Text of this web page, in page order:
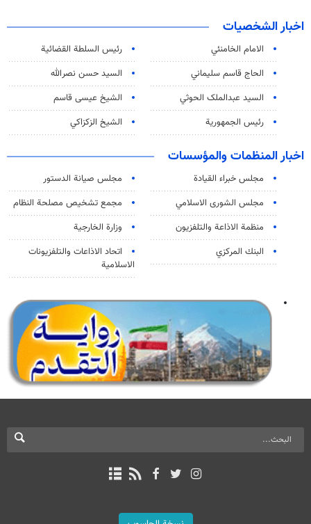
اخبار الشخصيات
الامام الخامنئي
رئیس السلطة القضائیة
الحاج قاسم سليماني
السيد حسن نصرالله
السید عبدالملک الحوثي
الشيخ عيسى قاسم
رئيس الجمهورية
الشيخ الزكزاكي
اخبار المنظمات والمؤسسات
مجلس خبراء القيادة
مجلس صيانة الدستور
مجلس الشورى الاسلامي
مجمع تشخيص مصلحة النظام
منظمة الاذاعة والتلفزیون
وزارة الخارجية
البنك المركزي
اتحاد الاذاعات والتلفزيونات
الاسلامية